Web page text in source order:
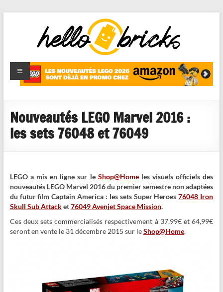
HelloBricks
Blog LEGO,
nouveaut�s
reviews
Nouveautés LEGO Marvel 2016 :
les sets 76048 et 76049
LEGO a mis en ligne sur le Shop@Homeles visuels officiels des
nouveautés LEGO Marvel 2016 du premier semestre non adaptées
du futur film Captain America : les sets Super Heroes76048 Iron
Skull Sub Attacket76049 Avenjet Space Mission.
Ces deux sets commercialisés respectivement à 37,99€ et 64,99€
seront en vente le 31 décembre 2015 sur leShop@Home.